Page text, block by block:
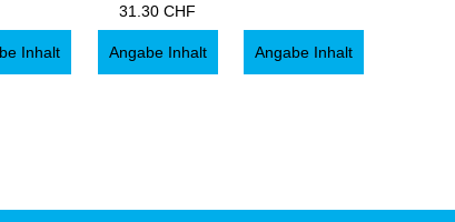
Inhalt
31.30CHF
Angabe Inhalt Angabe Inhalt